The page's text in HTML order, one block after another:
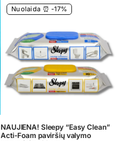
Nuolaida ⏰ -17%
NAUJIENA! Sleepy “Easy Clean”
Acti-Foam paviršių valymo